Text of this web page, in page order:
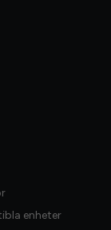
enheter